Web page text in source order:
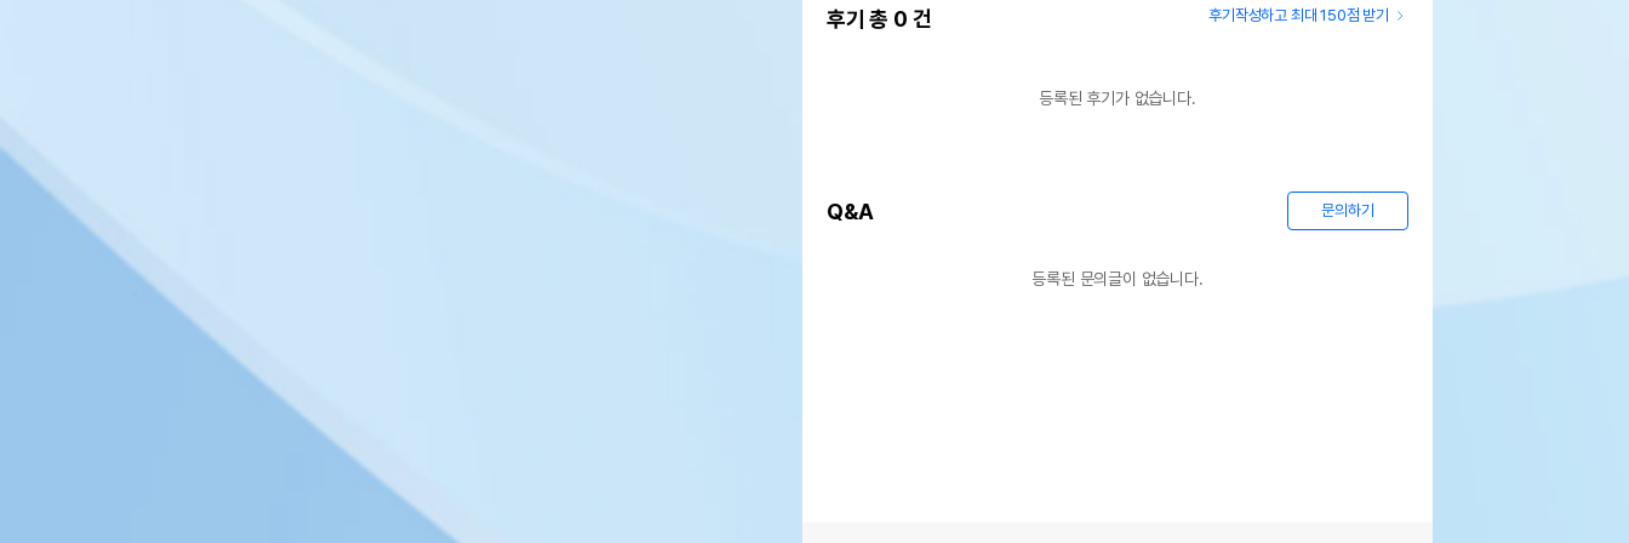
후기 총 0 건 후기작성하고 최대 150점 받기
등록된 후기가 없습니다.
Q&A 문의하기
등록된 문의글이 없습니다.